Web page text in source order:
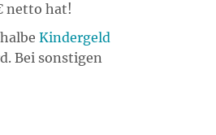
netto hat!
Kindergeld
Bei sonstigen